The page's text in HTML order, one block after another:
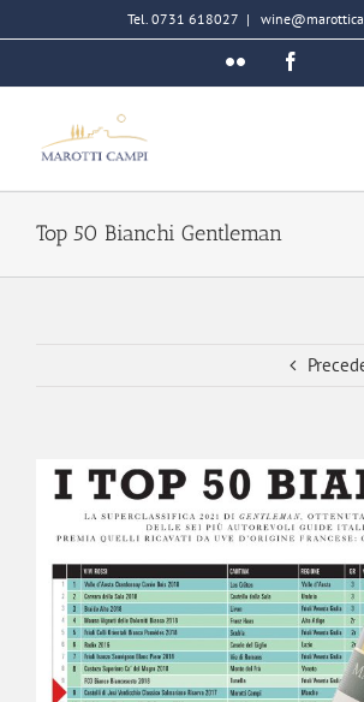
al
Tel. 0731 618027 |
Flickr
Top 50 Bianchi Gentleman
Ingrandisci
immagine